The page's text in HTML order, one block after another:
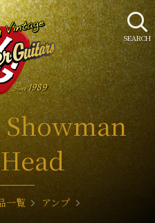
Showman
一覧 アンプ
SEARCH